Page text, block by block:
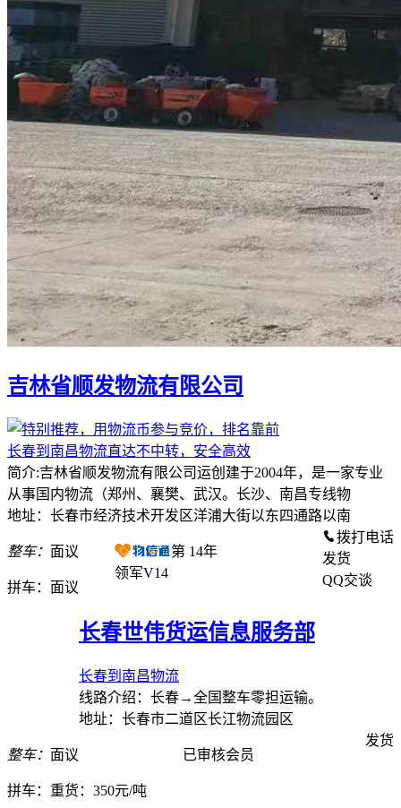
吉林省顺发物流有限公司
长春到南昌物流直达不中转，安全高效
简介:吉林省顺发物流有限公司运创建于2004年，是一家专业
从事国内物流（郑州、襄樊、武汉。长沙、南昌专线物
地址：长春市经济技术开发区洋浦大街以东四通路以南
整车： 面议
拼车： 面议
第 14年
领军V14
拨打电话
发货
QQ交谈
长春世伟货运信息服务部
长春到南昌物流
线路介绍：长春→全国整车零担运输。
地址：长春市二道区长江物流园区
整车： 面议
拼车： 重货：350元/吨
已审核会员
发货